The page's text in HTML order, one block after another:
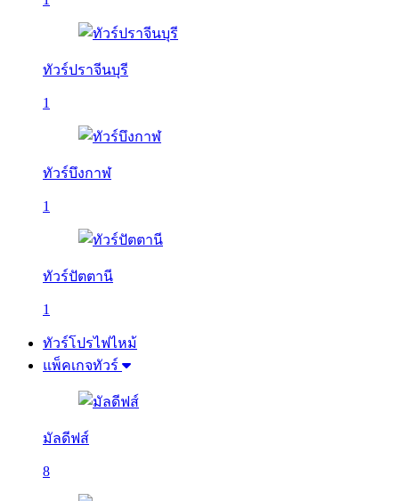
ทัวร์ปราจีนบุรี
1
ทัวร์บึงกาฬ
1
ทัวร์ปัตตานี
1
ทัวร์โปรไฟไหม้
แพ็คเกจทัวร์
มัลดีฟส์
8